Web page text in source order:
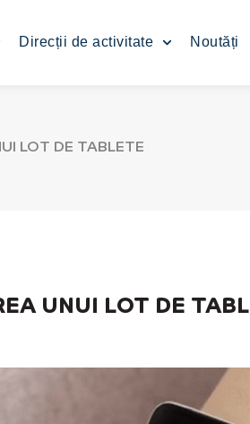
Direcții de activitate Noutăți
LOT DE TABLETE
UNUI LOT DE